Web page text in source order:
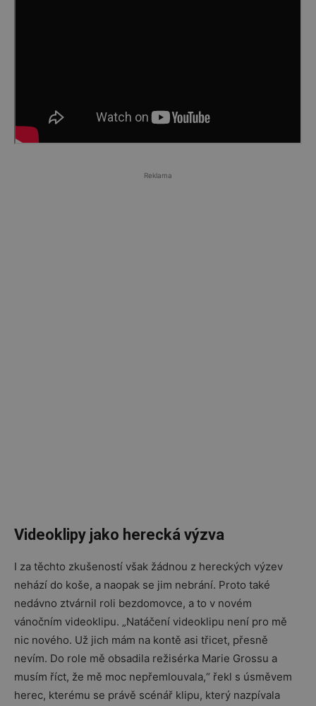
Reklama
Videoklipy jako herecká výzva
I za těchto zkušeností však žádnou z hereckých výzev
nehází do koše, a naopak se jim nebrání. Proto také
nedávno ztvárnil roli bezdomovce, a to v novém
vánočním videoklipu. „Natáčení videoklipu není pro mě
nic nového. Už jich mám na kontě asi třicet, přesně
nevím. Do role mě obsadila režisérka Marie Grossu a
musím říct, že mě moc nepřemlouvala,“ řekl s úsměvem
herec, kterému se právě scénář klipu, který nazpívala